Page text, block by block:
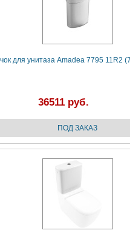
для унитаза Amadea 7795 11R2
36511 руб.